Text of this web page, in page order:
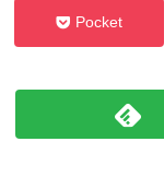
Pocket